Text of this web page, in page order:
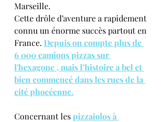
Marseille.
Cette drôle d’aventure a rapidement
connu un énorme succès partout en
France. Depuis on compte plus de
6 000 camions pizzas sur
l'hexagone , mais l’histoire a bel et
bien commencé dans les rues de la
cité phocéenne.
Concernant les pizzaiolos à